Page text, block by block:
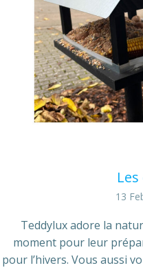
13
Teddylux adore la
moment pour leur
pour l’hivers. Vous aussi